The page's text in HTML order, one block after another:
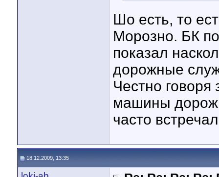
Шо есть, то
Морозно. БК
показал
дорожные
Честно
машины
часто
18.12.2009, 13:35